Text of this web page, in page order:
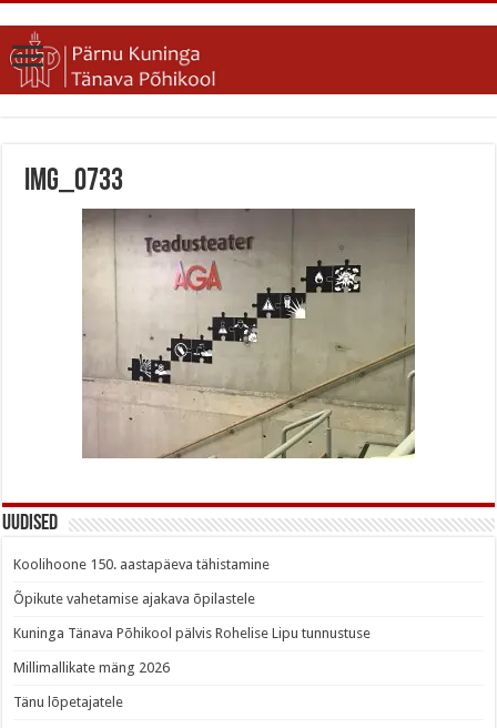
IMG_0733
Uudised
Koolihoone 150. aastapäeva tähistamine
Õpikute vahetamise ajakava õpilastele
Kuninga Tänava Põhikool pälvis Rohelise Lipu tunnustuse
Millimallikate mäng 2026
Tänu lõpetajatele